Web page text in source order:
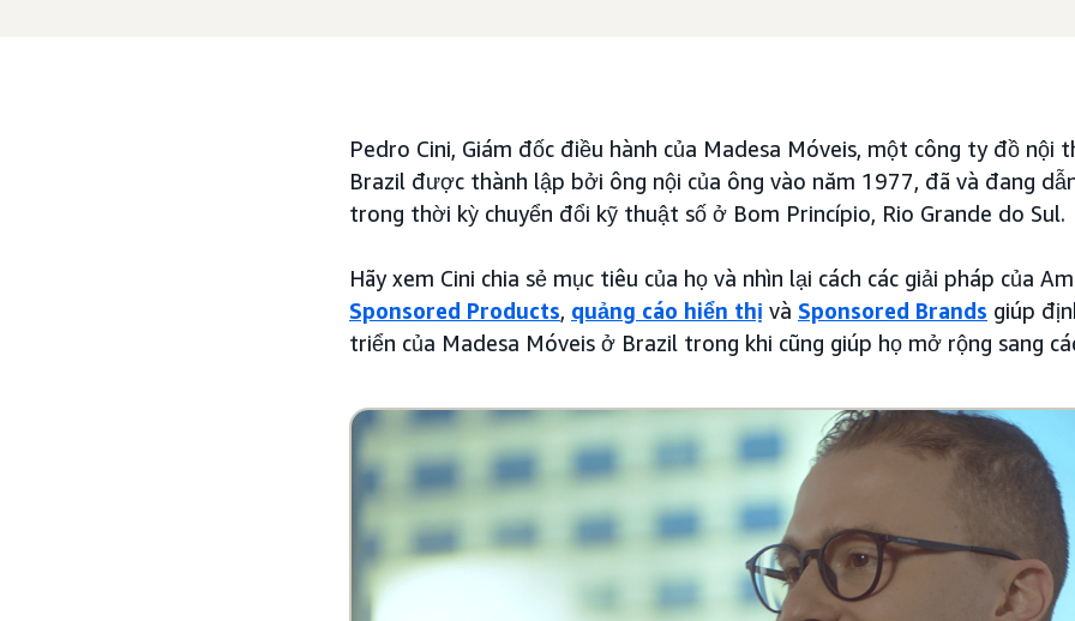
Pedro Cini, Giám đốc điều hành của Madesa Móveis, một công ty đồ nội
Brazil được thành lập bởi ông nội của ông vào năm 1977, đã và đang
trong thời kỳ chuyển đổi kỹ thuật số ở Bom Princípio, Rio Grande do Sul.
Hãy xem Cini chia sẻ mục tiêu của họ và nhìn lại cách các giải pháp của
Sponsored Products, quảng cáo hiển thị và Sponsored Brands giúp
triển của Madesa Móveis ở Brazil trong khi cũng giúp họ mở rộng sang